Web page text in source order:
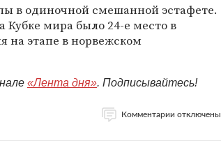
в одиночной смешанной эстафете.
мира было 24-е место в
на этапе в норвежском
«Лента дня». Подписывайтесь!
Комментарии отключены